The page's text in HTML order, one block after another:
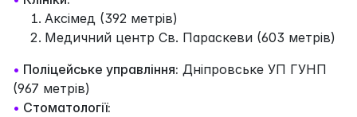
Аксімед (392 метрів)
Медичний центр Св. Параскеви (603 метрів)
• Поліцейське управління: Дніпровське УП ГУНП
(967 метрів)
• Стоматології: